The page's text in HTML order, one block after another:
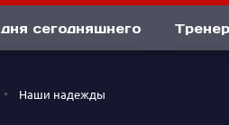
сегодняшнего
Наши надежды